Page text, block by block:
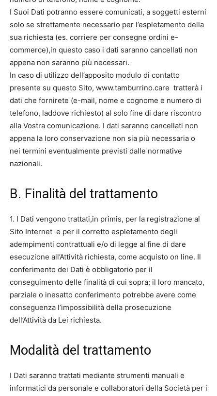
I Suoi Dati potranno essere comunicati, a soggetti esterni
solo se strettamente necessario per l’espletamento della
sua richiesta (es. corriere per consegne ordini e-
commerce),in questo caso i dati saranno cancellati non
appena non saranno più necessari.
In caso di utilizzo dell’apposito modulo di contatto
presente su questo Sito, www.tamburrino.care tratterà i
dati che fornirete (e-mail, nome e cognome e numero di
telefono, laddove richiesto) al solo fine di dare riscontro
alla Vostra comunicazione. I dati saranno cancellati non
appena la loro conservazione non sia più necessaria o
nei termini eventualmente previsti dalle normative
nazionali.
B. Finalità del trattamento
1. I Dati vengono trattati,in primis, per la registrazione al
Sito Internet e per il corretto espletamento degli
adempimenti contrattuali e/o di legge al fine di dare
esecuzione all’Attività richiesta, come acquisto on line. Il
conferimento dei Dati è obbligatorio per il
conseguimento delle finalità di cui sopra; il loro mancato,
parziale o inesatto conferimento potrebbe avere come
conseguenza l’impossibilità della prosecuzione
dell’Attività da Lei richiesta.
Modalità del trattamento
I Dati saranno trattati mediante strumenti manuali e
informatici da personale e collaboratori della Società per i